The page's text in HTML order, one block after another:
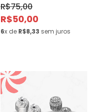
R$75,00
R$50,00
6x de R$8,33 sem juros